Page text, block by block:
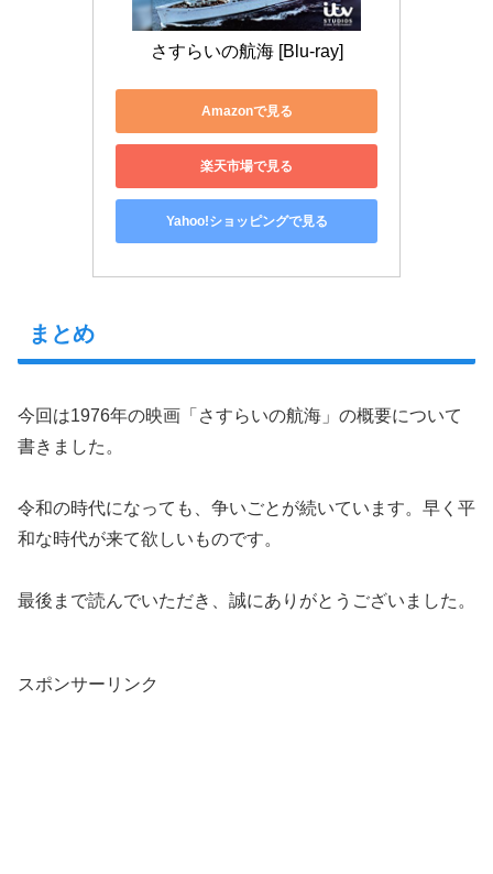
さすらいの航海 [Blu-ray]
Amazonで見る
楽天市場で見る
Yahoo!ショッピングで見る
まとめ
今回は1976年の映画「さすらいの航海」の概要について
書きました。
令和の時代になっても、争いごとが続いています。早く平
和な時代が来て欲しいものです。
最後まで読んでいただき、誠にありがとうございました。
スポンサーリンク